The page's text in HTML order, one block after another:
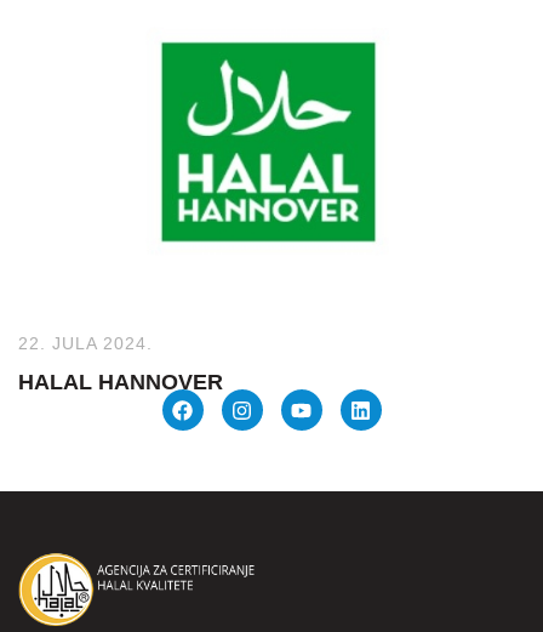
22. JULA 2024.
HALAL HANNOVER